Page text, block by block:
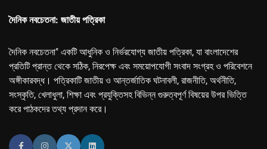
দৈনিক নবচেতনা: জাতীয় পত্রিকা
দৈনিক নবচেতনা" একটি আধুনিক ও নির্ভরযোগ্য জাতীয় পত্রিকা, যা বাংলাদেশের
প্রতিটি প্রান্ত থেকে সঠিক, নিরপেক্ষ এবং সময়োপযোগী সংবাদ সংগ্রহ ও পরিবেশনে
অঙ্গীকারবদ্ধ। পত্রিকাটি জাতীয় ও আন্তর্জাতিক ঘটনাবলী, রাজনীতি, অর্থনীতি,
সংস্কৃতি, খেলাধুলা, শিক্ষা এবং প্রযুক্তিসহ বিভিন্ন গুরুত্বপূর্ণ বিষয়ের উপর ভিত্তি
করে পাঠকদের তথ্য প্রদান করে।